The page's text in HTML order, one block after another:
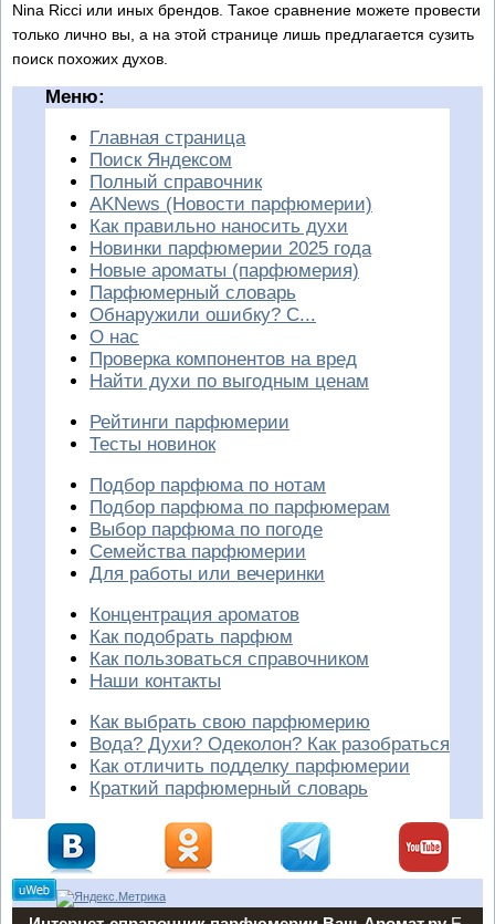
Nina Ricci или иных брендов. Такое сравнение можете провести
только лично вы, а на этой странице лишь предлагается сузить
поиск похожих духов.
Меню:
Главная страница
Поиск Яндексом
Полный справочник
AKNews (Новости парфюмерии)
Как правильно наносить духи
Новинки парфюмерии 2025 года
Новые ароматы (парфюмерия)
Парфюмерный словарь
Обнаружили ошибку? С...
О нас
Проверка компонентов на вред
Найти духи по выгодным ценам
Рейтинги парфюмерии
Тесты новинок
Подбор парфюма по нотам
Подбор парфюма по парфюмерам
Выбор парфюма по погоде
Семейства парфюмерии
Для работы или вечеринки
Концентрация ароматов
Как подобрать парфюм
Как пользоваться справочником
Наши контакты
Как выбрать свою парфюмерию
Вода? Духи? Одеколон? Как разобраться
Как отличить подделку парфюмерии
Краткий парфюмерный словарь